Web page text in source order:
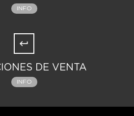
INFO
DE VENTA
INFO